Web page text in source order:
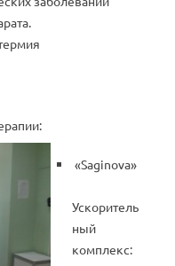
«Saginova»
Ускоритель
ный
комплекс: